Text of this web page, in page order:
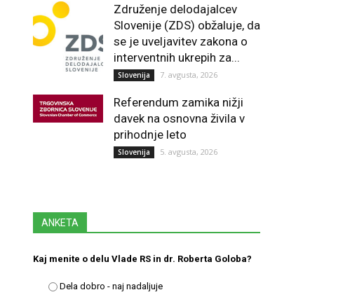
Združenje delodajalcev
Slovenije (ZDS) obžaluje, da
se je uveljavitev zakona o
interventnih ukrepih za...
Slovenija 7. avgusta, 2026
Referendum zamika nižji
davek na osnovna živila v
prihodnje leto
Slovenija 5. avgusta, 2026
ANKETA
Kaj menite o delu Vlade RS in dr. Roberta Goloba?
Dela dobro - naj nadaljuje